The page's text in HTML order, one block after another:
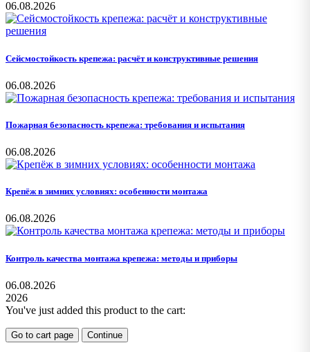
06.08.2026
Сейсмостойкость крепежа: расчёт и конструктивные решения
06.08.2026
Пожарная безопасность крепежа: требования и испытания
06.08.2026
Крепёж в зимних условиях: особенности монтажа
06.08.2026
Контроль качества монтажа крепежа: методы и приборы
06.08.2026
2026
You've just added this product to the cart:
Go to cart page Continue